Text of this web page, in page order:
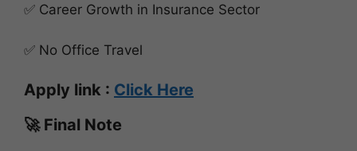
✅ Career Growth in Insurance Sector
✅ No Office Travel
Apply link : Click Here
🚀 Final Note